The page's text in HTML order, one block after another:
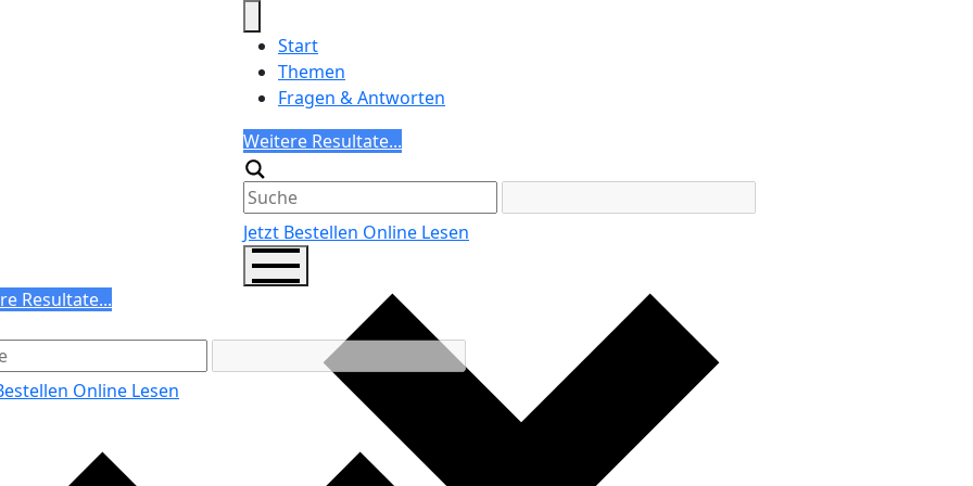
Start
Themen
Fragen & Antworten
Search
Weitere Resultate...
Generic filters
Jetzt Bestellen Online Lesen
Resultate...
filters
Online Lesen